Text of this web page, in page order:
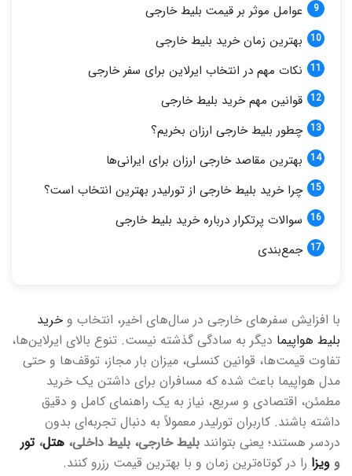
عوامل موثر بر قیمت بلیط خارجی
بهترین زمان خرید بلیط خارجی
نکات مهم در انتخاب ایرلاین برای سفر خارجی
قوانین مهم خرید بلیط خارجی
چطور بلیط خارجی ارزان بخریم؟
بهترین مقاصد خارجی ارزان برای ایرانی‌ها
چرا خرید بلیط خارجی از تورلیدر بهترین انتخاب است؟
سوالات پرتکرار درباره خرید بلیط خارجی
جمع‌بندی
با افزایش سفرهای خارجی در سال‌های اخیر، انتخاب و خرید
بلیط هواپیما دیگر به سادگی گذشته نیست. تنوع بالای ایرلاین‌ها،
تفاوت قیمت‌ها، قوانین کنسلی، میزان بار مجاز، توقف‌ها و حتی
مدل هواپیما باعث شده که مسافران برای داشتن یک خرید
مطمئن، اقتصادی و سریع، نیاز به یک راهنمای کامل و دقیق
داشته باشند. کاربران تورلیدر معمولاً به دنبال تجربه‌ای بدون
دردسر هستند؛ یعنی بتوانند بلیط خارجی، بلیط داخلی، هتل، تور
و ویزا را در کوتاه‌ترین زمان و با بهترین قیمت رزرو کنند.